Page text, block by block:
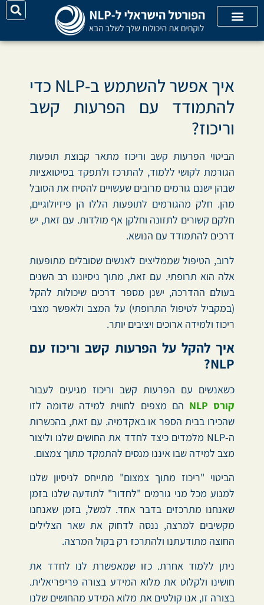
איך אפשר להשתמש ב-NLP כדי
להתמודד עם הפרעות קשב
וריכוז?
הביטוי הפרעות קשב וריכוז מתאר קבוצת תופעות
הגורמת לקושי ללמוד, להתרכז ולתפקד בסיטואציות
שבהן ישנם גורמים מרובים שעשויים להסיח את הסובל
מהן. חלק מהגורמים לתופעות הללו הן פיזיולוגיים,
חלקם קשורים לתזונה וחלקן אף מולדות. עם זאת, יש
דרכים להתמודד עם הנושא.
לרוב, הטיפול שממליצים לאנשים שסובלים מתופעות
אלה הוא תרופתי. עם זאת, מתוך ניסיוננו רב השנים
בעולם ההדרכה, ישנן מספר דרכים שיכולות להקל
(במקביל לטיפול התרופתי) על המצב ולאפשר מצבי
ריכוז ולמידה ארוכים ויציבים יותר.
איך להקל על הפרעות קשב וריכוז עם
NLP?
כשאנשים עם הפרעות קשב וריכוז מגיעים לעבור
קורס NLP
הם מצפים לחווית למידה שדומה לזו
שהכירו בבית הספר או באקדמיה. עם זאת, בהכשרות
ה-NLP מלמדים כיצד לחדד את החושים שלנו וליצור
מצב למידה שבו איננו מנסים להתמקד מתוך צמצום.
הביטוי "ריכוז מתוך צמצום" מתייחס לניסיון שלנו
למנוע מכל מני גורמים "לחדור" לתודעה שלנו בזמן
שאנחנו מתרכזים בדבר אחד. למשל, בזמן שאנחנו
מקשיבים למרצה, ננסה לדחוק את שאר הצלילים
החוצה מתודעתנו ולהתרכז רק בקול המרצה.
ניתן ללמוד אחרת. כזו שמאפשרת לנו לחדד את
חושינו ולקלוט את מלוא המידע בצורה פריפריאלית.
בצורה זו, אנו קולטים את מלוא המידע מהחושים שלנו